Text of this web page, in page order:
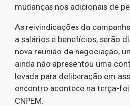
mudanças nos adicionais de
As reivindicações da
a salários e benefícios, serão
nova reunião de negociação,
ainda não apresentou uma
levada para deliberação em
encontro acontece na terça-
CNPEM.